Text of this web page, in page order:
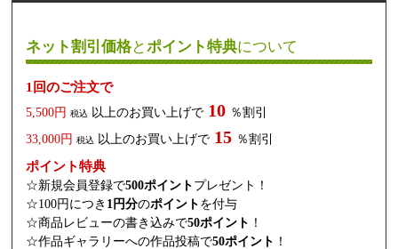
ネット割引価格とポイント特典について
1回のご注文で
5,500円 税込 以上のお買い上げで 10 ％割引
33,000円 税込 以上のお買い上げで 15 ％割引
ポイント特典
☆新規会員登録で500ポイント プレゼント！
☆100円につき 1円分のポイント を付与
☆商品レビューの書き込みで50ポイント ！
☆作品ギャラリーへの作品投稿で50ポイント ！